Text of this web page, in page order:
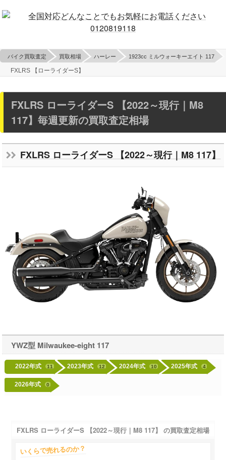
バイク買取査定 買取相場 ハーレー 1923cc ミルウォーキーエイト 117
FXLRS 【ローライダーS】
FXLRS ローライダーS 【2022～現行｜M8
117】毎週更新の買取査定相場
FXLRS ローライダーS 【2022～現行｜M8 117】
YWZ型 Milwaukee-eight 117
2022年式 11 2023年式 12 2024年式 10 2025年式 4
2026年式 0
FXLRS ローライダーS 【2022～現行｜M8 117】 の買取査定相場
いくらで売れるのか？